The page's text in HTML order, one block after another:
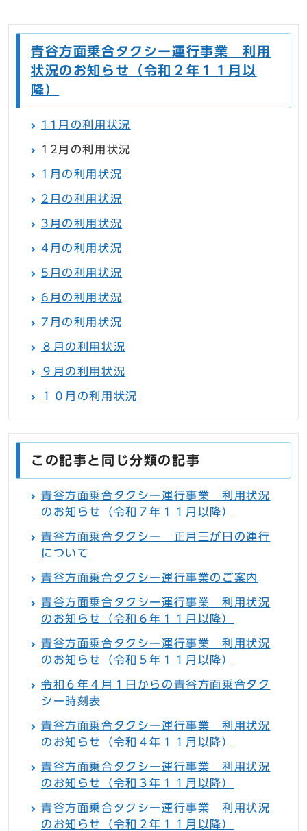
青谷方面乗合タクシー運行事業 利用
状況のお知らせ（令和２年１１月以
降）
11月の利用状況
12月の利用状況
1月の利用状況
2月の利用状況
3月の利用状況
4月の利用状況
5月の利用状況
6月の利用状況
7月の利用状況
８月の利用状況
９月の利用状況
１０月の利用状況
この記事と同じ分類の記事
青谷方面乗合タクシー運行事業 利用状況
のお知らせ（令和７年１１月以降）
青谷方面乗合タクシー 正月三が日の運行
について
青谷方面乗合タクシー運行事業のご案内
青谷方面乗合タクシー運行事業 利用状況
のお知らせ（令和６年１１月以降）
青谷方面乗合タクシー運行事業 利用状況
のお知らせ（令和５年１１月以降）
令和６年４月１日からの青谷方面乗合タク
シー時刻表
青谷方面乗合タクシー運行事業 利用状況
のお知らせ（令和４年１１月以降）
青谷方面乗合タクシー運行事業 利用状況
のお知らせ（令和３年１１月以降）
青谷方面乗合タクシー運行事業 利用状況
のお知らせ（令和２年１１月以降）